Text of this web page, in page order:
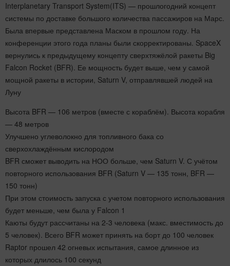
Interplanetary Transport System(ITS) — прошлогодний концепт
системы по доставке большого количества пассажиров на Марс.
Была впервые представлена Маском в прошлом году. На
конференции этого года планы были скорректированы. SpaceX
вернулись к предыдущему концепту сверхтяжёлой ракеты Big
Falcon Rocket (BFR). Ее мощность будет выше, чем у самой
мощной ракеты в истории, Saturn V, отправлявшей людей на
Луну
Высота BFR — 106 метров (вместе с кораблём). Высота корабля
— 48 метров
Улучшено углеволокно для топливного бака со
сверхохлаждённым кислородом
BFR сможет выводить на НОО больше, чем Saturn V. С учётом
повторного использования BFR (Saturn V — 135 тонн, BFR —
150 тонн)
При этом стоимость запуска с учетом повторного использования
будет меньше, чем была у Falcon 1
Каюты будут рассчитаны на 2-3 человека (макс. вместимость до
5 человек). Всего BFR может принять на борт до 100 человек
Raptor прошел 42 огневых испытания, самое длинное из
которых длилось 100 секунд